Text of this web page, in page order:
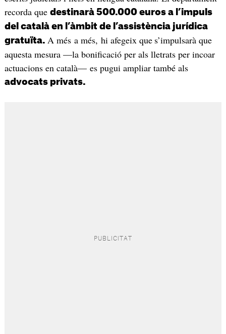
recorda que destinarà 500.000 euros a l’impuls
del català en l’àmbit de l’assistència jurídica
gratuïta. A més a més, hi afegeix que s’impulsarà que
aquesta mesura —la bonificació per als lletrats per incoar
actuacions en català— es pugui ampliar també als
advocats privats.